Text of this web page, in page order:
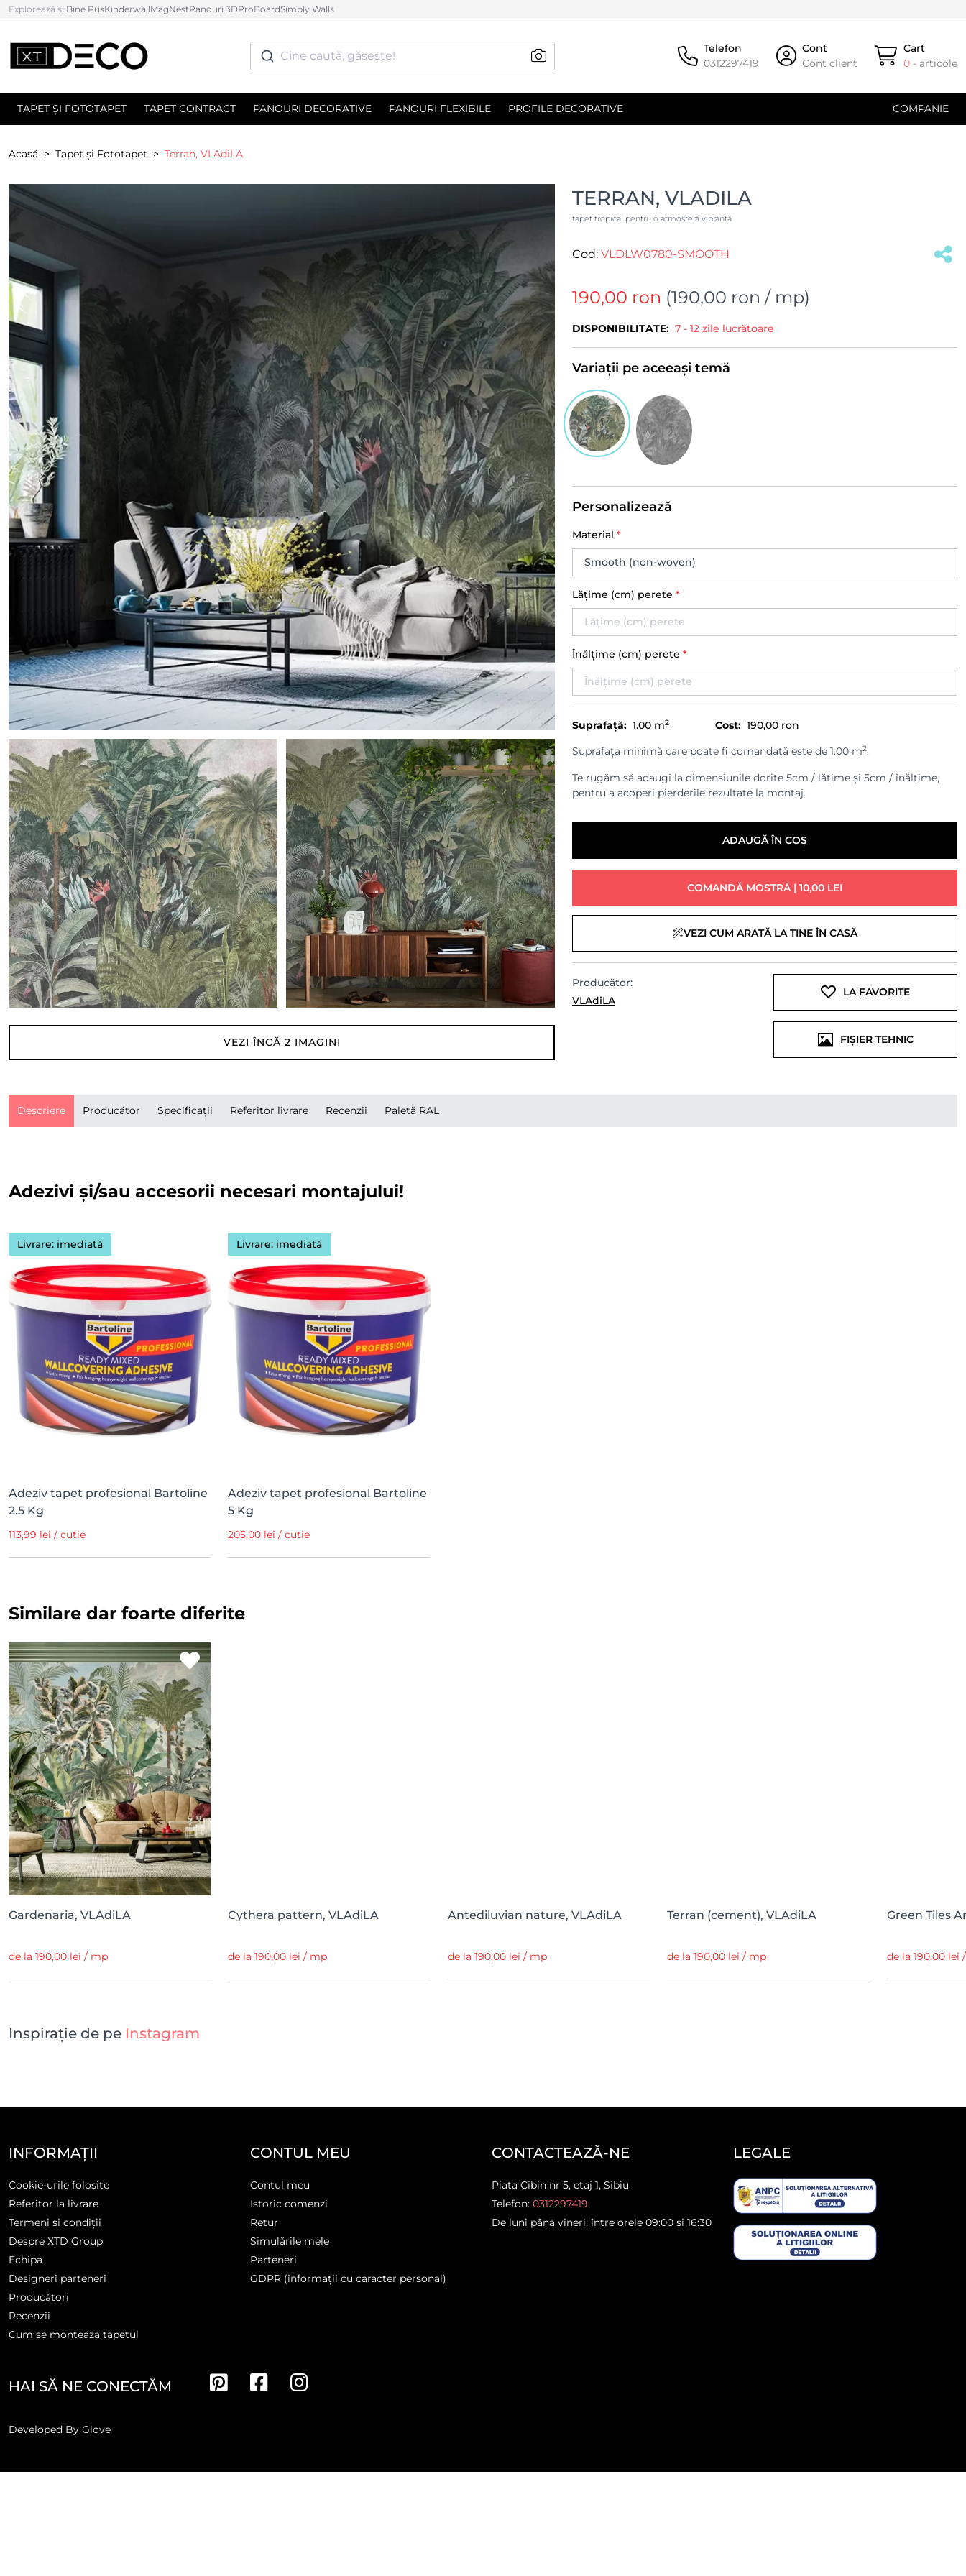
Explorează și:Bine PusKinderwallMagNestPanouri 3DProBoardSimply Walls
Cine caută, găsește!
Telefon
0312297419
Cont
Cont client
Cart
0 - articole
TAPET ȘI FOTOTAPET TAPET CONTRACT PANOURI DECORATIVE PANOURI FLEXIBILE PROFILE DECORATIVE COMPANIE
Acasă Tapet și Fototapet Terran, VLAdiLA
VEZI ÎNCĂ 2 IMAGINI
TERRAN, VLADILA
tapet tropical pentru o atmosferă vibrantă
Cod: VLDLW0780-SMOOTH
190,00 ron (190,00 ron / mp)
DISPONIBILITATE: 7 - 12 zile lucrătoare
Variații pe aceeași temă
Personalizează
Material *
Lățime (cm) perete *
Înălțime (cm) perete *
Suprafață: 1.00 m2 Cost: 190,00 ron
Suprafața minimă care poate fi comandată este de 1.00 m2.
Te rugăm să adaugi la dimensiunile dorite 5cm / lățime și 5cm / înălțime,
pentru a acoperi pierderile rezultate la montaj.
ADAUGĂ ÎN COȘ
COMANDĂ MOSTRĂ | 10,00 LEI
VEZI CUM ARATĂ LA TINE ÎN CASĂ
Producător:
VLAdiLA
LA FAVORITE
FIȘIER TEHNIC
Descriere Producător Specificații Referitor livrare Recenzii Paletă RAL
Adezivi și/sau accesorii necesari montajului!
Livrare: imediată
Adeziv tapet profesional Bartoline
2.5 Kg
113,99 lei / cutie
Livrare: imediată
Adeziv tapet profesional Bartoline
5 Kg
205,00 lei / cutie
Similare dar foarte diferite
Gardenaria, VLAdiLA
de la 190,00 lei / mp
Cythera pattern, VLAdiLA
de la 190,00 lei / mp
Antediluvian nature, VLAdiLA
de la 190,00 lei / mp
Terran (cement), VLAdiLA
de la 190,00 lei / mp
Green Tiles
de la 190,00 lei
Inspirație de pe Instagram
INFORMAȚII
Cookie-urile folosite
Referitor la livrare
Termeni și condiții
Despre XTD Group
Echipa
Designeri parteneri
Producători
Recenzii
Cum se montează tapetul
CONTUL MEU
Contul meu
Istoric comenzi
Retur
Simulările mele
Parteneri
GDPR (informații cu caracter personal)
CONTACTEAZĂ-NE
Piața Cibin nr 5, etaj 1, Sibiu
Telefon: 0312297419
De luni până vineri, între orele 09:00 și 16:30
LEGALE
HAI SĂ NE CONECTĂM
Developed By Glove